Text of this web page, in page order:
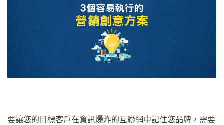
要讓您的目標客戶在資訊爆炸的互聯網中記住您品牌，需要